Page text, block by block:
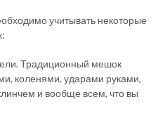
учитывать некоторые
Традиционный мешок
коленями, ударами руками,
и вообще всем, что вы